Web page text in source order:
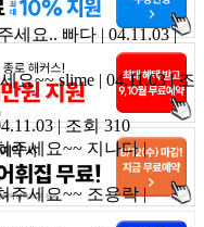
세요..빠다 | 04.11.03 |
요~~slime | 04.11.03 | 조
| 조회 310
주세요~~ 지나다 |
주세요~~ 조용락 |